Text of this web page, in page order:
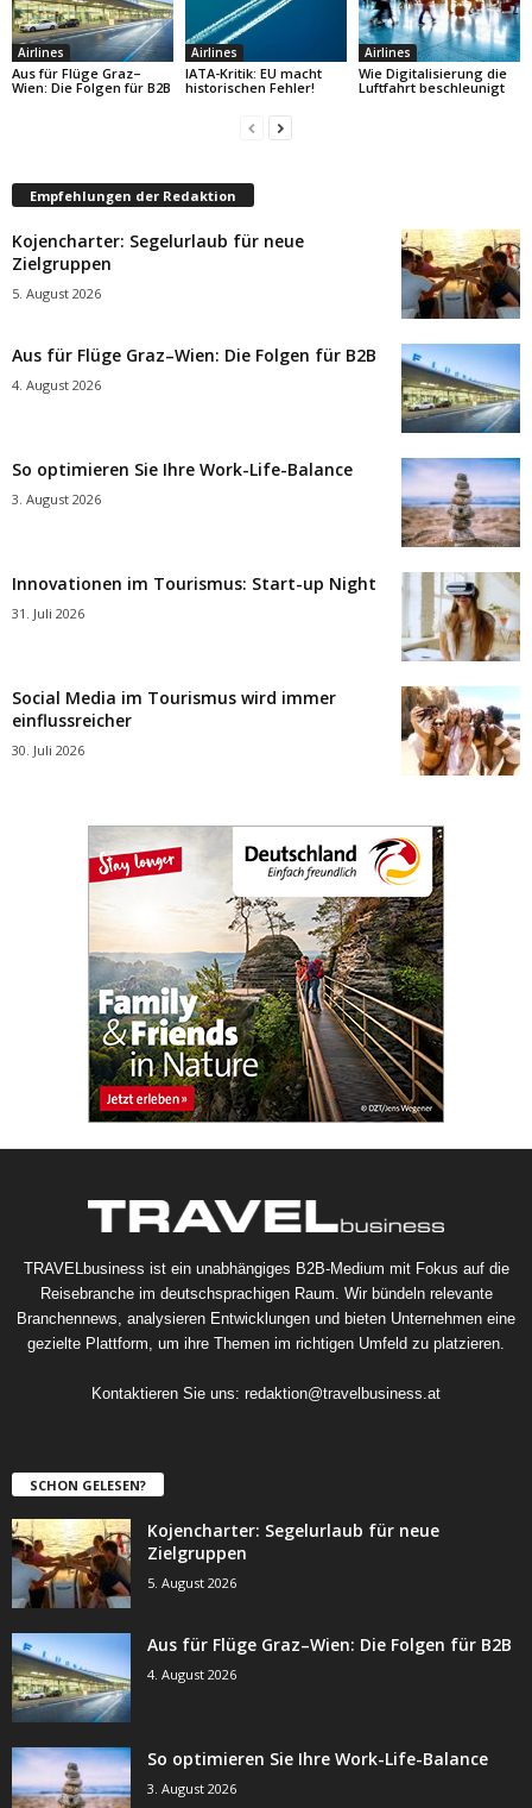
Airlines
Aus für Flüge Graz–
Wien: Die Folgen für B2B
Airlines
IATA-Kritik: EU macht
historischen Fehler!
Airlines
Wie Digitalisierung die
Luftfahrt beschleunigt
Empfehlungen der Redaktion
Kojencharter: Segelurlaub für neue
Zielgruppen
5. August 2026
Aus für Flüge Graz–Wien: Die Folgen für B2B
4. August 2026
So optimieren Sie Ihre Work-Life-Balance
3. August 2026
Innovationen im Tourismus: Start-up Night
31. Juli 2026
Social Media im Tourismus wird immer
einflussreicher
30. Juli 2026
TRAVELbusiness ist ein unabhängiges B2B-Medium mit Fokus auf die
Reisebranche im deutschsprachigen Raum. Wir bündeln relevante
Branchennews, analysieren Entwicklungen und bieten Unternehmen eine
gezielte Plattform, um ihre Themen im richtigen Umfeld zu platzieren.
Kontaktieren Sie uns: redaktion@travelbusiness.at
SCHON GELESEN?
Kojencharter: Segelurlaub für neue
Zielgruppen
5. August 2026
Aus für Flüge Graz–Wien: Die Folgen für B2B
4. August 2026
So optimieren Sie Ihre Work-Life-Balance
3. August 2026